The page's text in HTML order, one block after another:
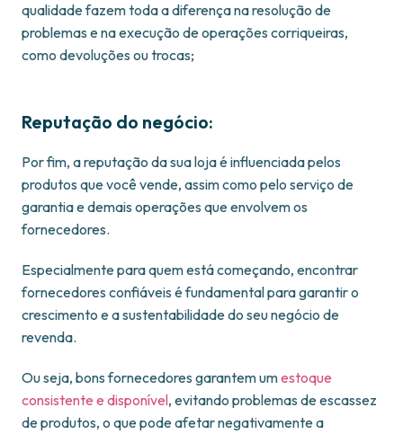
qualidade fazem toda a diferença na resolução de
problemas e na execução de operações corriqueiras,
como devoluções ou trocas;
Reputação do negócio:
Por fim, a reputação da sua loja é influenciada pelos
produtos que você vende, assim como pelo serviço de
garantia e demais operações que envolvem os
fornecedores.
Especialmente para quem está começando, encontrar
fornecedores confiáveis é fundamental para garantir o
crescimento e a sustentabilidade do seu negócio de
revenda.
Ou seja, bons fornecedores garantem umestoque
consistente e disponível, evitando problemas de escassez
de produtos, o que pode afetar negativamente a